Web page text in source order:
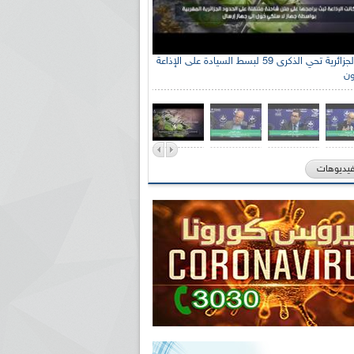
الإذاعة الجزائرية تحي الذكرى 59 لبسط السيادة على الإذاعة